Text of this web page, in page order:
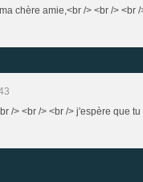
chère amie,<br /> <br />
/> <br /> <br /> j'espère que